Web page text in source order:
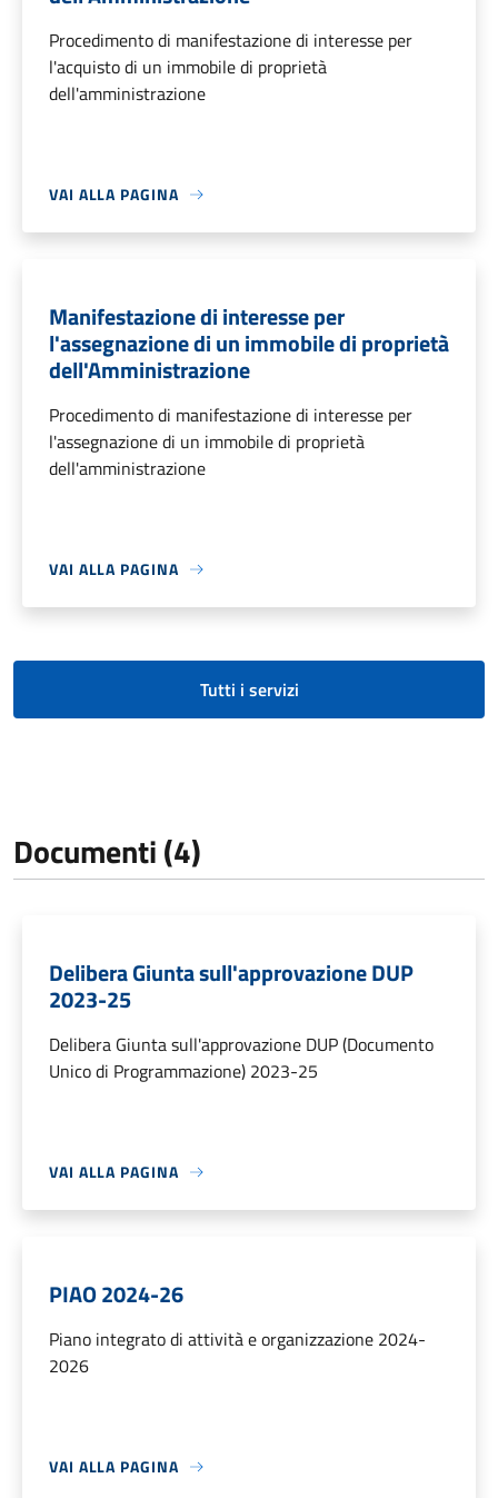
Procedimento di manifestazione di interesse per
l'acquisto di un immobile di proprietà
dell'amministrazione
VAI ALLA PAGINA
Manifestazione di interesse per
l'assegnazione di un immobile di proprietà
dell'Amministrazione
Procedimento di manifestazione di interesse per
l'assegnazione di un immobile di proprietà
dell'amministrazione
VAI ALLA PAGINA
Tutti i servizi
Documenti (4)
Delibera Giunta sull'approvazione DUP
2023-25
Delibera Giunta sull'approvazione DUP (Documento
Unico di Programmazione) 2023-25
VAI ALLA PAGINA
PIAO 2024-26
Piano integrato di attività e organizzazione 2024-
2026
VAI ALLA PAGINA